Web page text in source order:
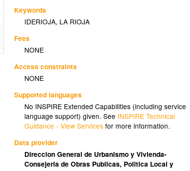
Keywords
IDERIOJA, LA RIOJA
Fees
NONE
Access constraints
NONE
Supported languages
No INSPIRE Extended Capabilities (including service
language support) given. See INSPIRE Technical
Guidance - View Services for more information.
Data provider
Direccion General de Urbanismo y Vivienda-
Consejeria de Obras Publicas, Politica Local y